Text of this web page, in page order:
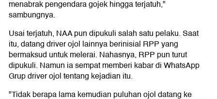
menabrak pengendara gojek hingga terjatuh,"
sambungnya.
Usai terjatuh, NAA pun dipukuli salah satu pelaku. Saat
itu, datang driver ojol lainnya berinisial RPP yang
bermaksud untuk melerai. Nahasnya, RPP pun turut
dipukuli. Namun ia sempat memberi kabar di WhatsApp
Grup driver ojol tentang kejadian itu.
"Tidak berapa lama kemudian puluhan ojol datang ke